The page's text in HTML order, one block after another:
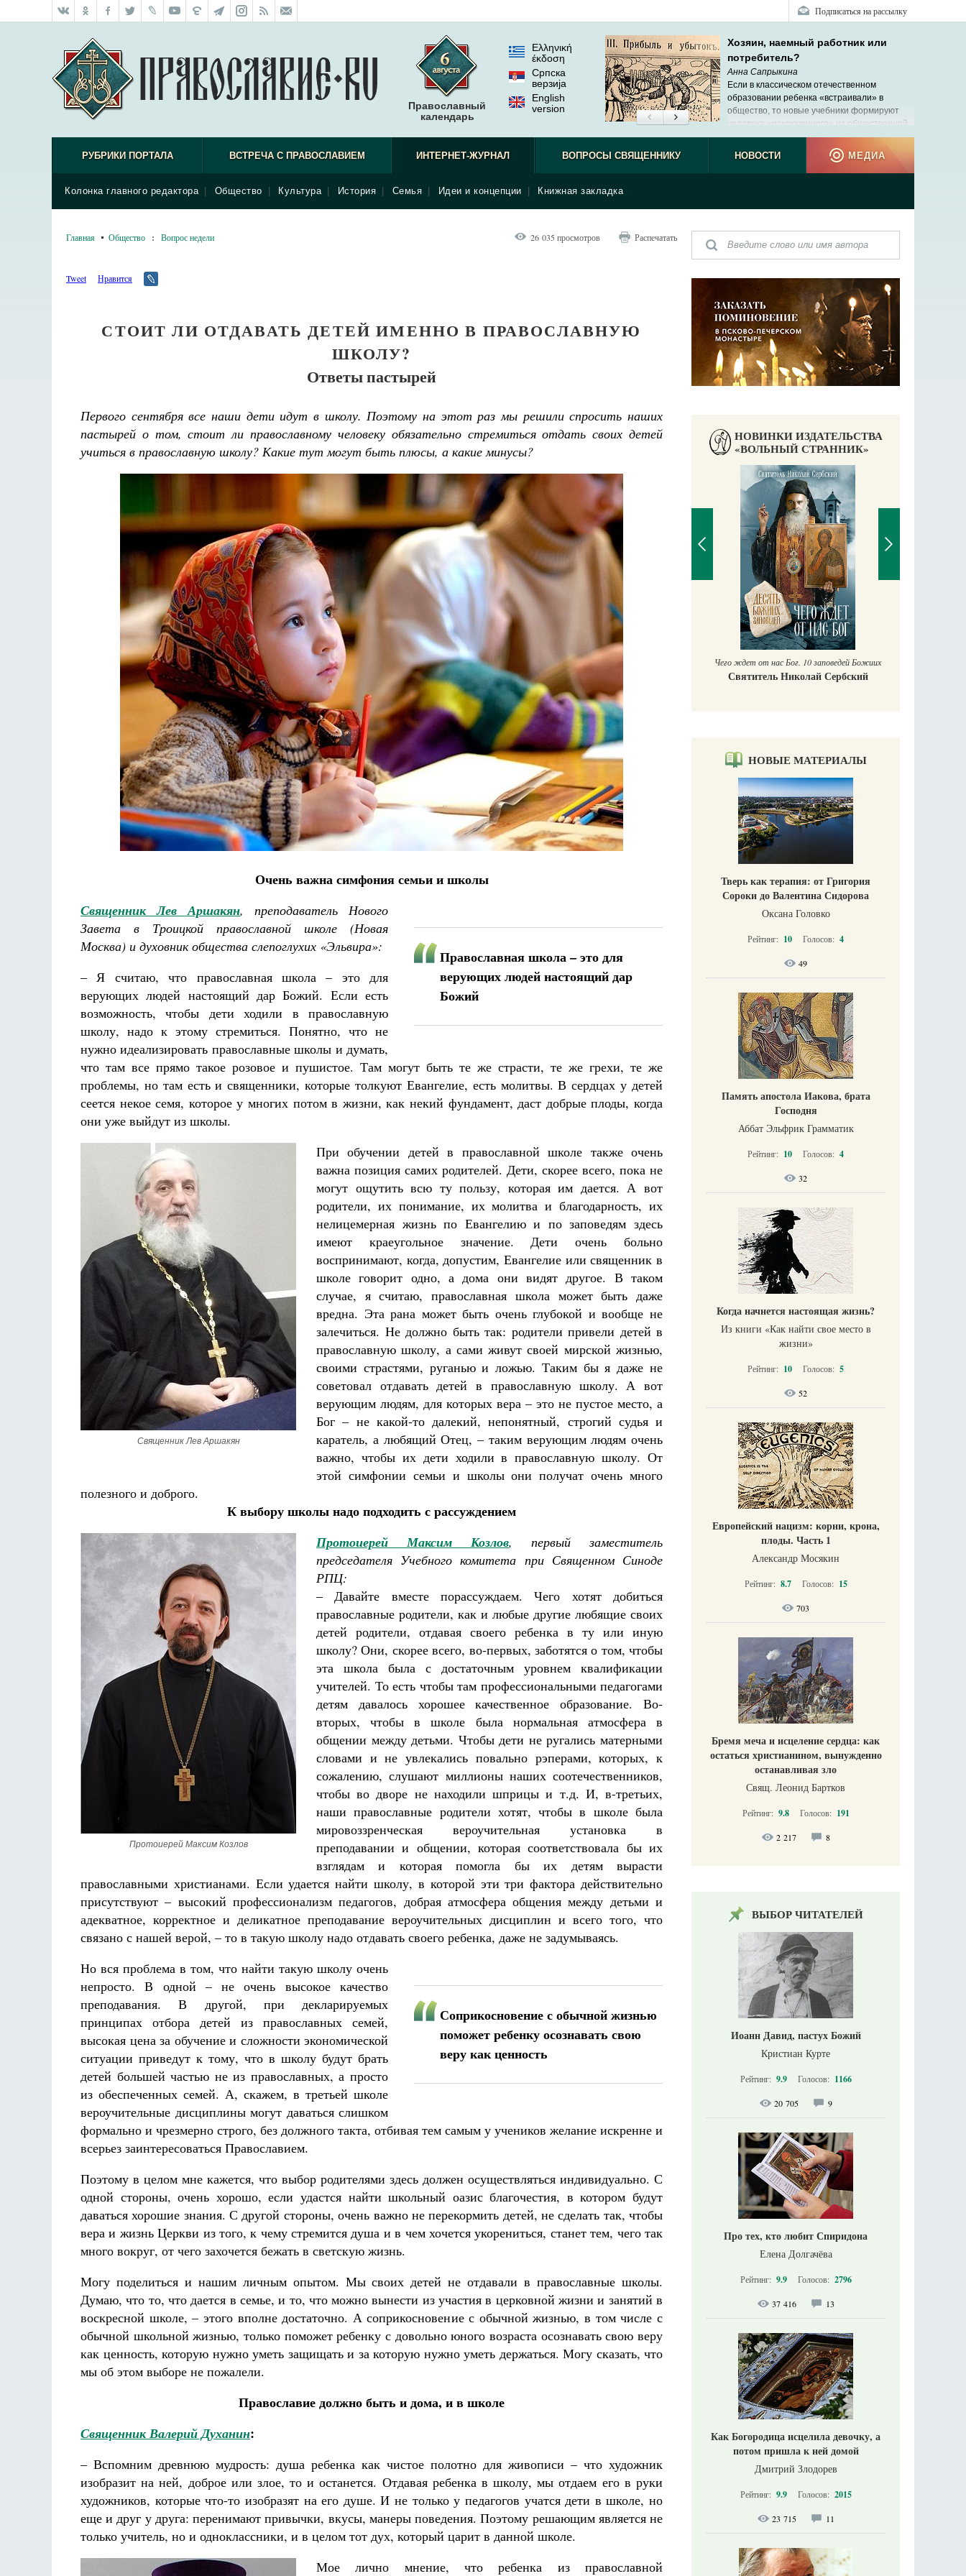
Подписаться на рассылку
Православный
календарь
Ελληνική
έκδοση
Српска
верзиjа
English
version
Хозяин, наемный работник или
потребитель?
Анна Сапрыкина
Если в классическом отечественном
образовании ребенка «встраивали» в
общество, то новые учебники формируют
человека «исключенного» из общественной,
реальной жизни.
РУБРИКИ ПОРТАЛА ВСТРЕЧА С ПРАВОСЛАВИЕМ ИНТЕРНЕТ-ЖУРНАЛ
Колонка главного редактора Общество Культура История Семья Идеи и концепции Книжная закладка
ВОПРОСЫ СВЯЩЕННИКУ НОВОСТИ МЕДИА
Главная Общество : Вопрос недели 26 035 просмотров Распечатать
Tweet Нравится
СТОИТ ЛИ ОТДАВАТЬ ДЕТЕЙ ИМЕННО В ПРАВОСЛАВНУЮ
ШКОЛУ?
Ответы пастырей
Первого сентября все наши дети идут в школу. Поэтому на этот раз мы решили спросить наших
пастырей о том, стоит ли православному человеку обязательно стремиться отдать своих детей
учиться в православную школу? Какие тут могут быть плюсы, а какие минусы?
Очень важна симфония семьи и школы
Православная школа – это для
верующих людей настоящий дар
Божий
Священник Лев Аршакян, преподаватель Нового
Завета в Троицкой православной школе (Новая
Москва) и духовник общества слепоглухих «Эльвира»:
– Я считаю, что православная школа – это для
верующих людей настоящий дар Божий. Если есть
возможность, чтобы дети ходили в православную
школу, надо к этому стремиться. Понятно, что не
нужно идеализировать православные школы и думать,
что там все прямо такое розовое и пушистое. Там могут быть те же страсти, те же грехи, те же
проблемы, но там есть и священники, которые толкуют Евангелие, есть молитвы. В сердцах у детей
сеется некое семя, которое у многих потом в жизни, как некий фундамент, даст добрые плоды, когда
они уже выйдут из школы.
Священник Лев Аршакян
При обучении детей в православной школе также очень
важна позиция самих родителей. Дети, скорее всего, пока не
могут ощутить всю ту пользу, которая им дается. А вот
родители, их понимание, их молитва и благодарность, их
нелицемерная жизнь по Евангелию и по заповедям здесь
имеют краеугольное значение. Дети очень больно
воспринимают, когда, допустим, Евангелие или священник в
школе говорит одно, а дома они видят другое. В таком
случае, я считаю, православная школа может быть даже
вредна. Эта рана может быть очень глубокой и вообще не
залечиться. Не должно быть так: родители привели детей в
православную школу, а сами живут своей мирской жизнью,
своими страстями, руганью и ложью. Таким бы я даже не
советовал отдавать детей в православную школу. А вот
верующим людям, для которых вера – это не пустое место, а
Бог – не какой-то далекий, непонятный, строгий судья и
каратель, а любящий Отец, – таким верующим людям очень
важно, чтобы их дети ходили в православную школу. От
этой симфонии семьи и школы они получат очень много
полезного и доброго.
К выбору школы надо подходить с рассуждением
​Протоиерей Максим Козлов
Протоиерей Максим Козлов, первый заместитель
председателя Учебного комитета при Священном Синоде
РПЦ:
– Давайте вместе порассуждаем. Чего хотят добиться
православные родители, как и любые другие любящие своих
детей родители, отдавая своего ребенка в ту или иную
школу? Они, скорее всего, во-первых, заботятся о том, чтобы
эта школа была с достаточным уровнем квалификации
учителей. То есть чтобы там профессиональными педагогами
детям давалось хорошее качественное образование. Во-
вторых, чтобы в школе была нормальная атмосфера в
общении между детьми. Чтобы дети не ругались матерными
словами и не увлекались повально рэперами, которых, к
сожалению, слушают миллионы наших соотечественников,
чтобы во дворе не находили шприцы и т.д. И, в-третьих,
наши православные родители хотят, чтобы в школе была
мировоззренческая вероучительная установка в
преподавании и общении, которая соответствовала бы их
взглядам и которая помогла бы их детям вырасти
православными христианами. Если удается найти школу, в которой эти три фактора действительно
присутствуют – высокий профессионализм педагогов, добрая атмосфера общения между детьми и
адекватное, корректное и деликатное преподавание вероучительных дисциплин и всего того, что
связано с нашей верой, – то в такую школу надо отдавать своего ребенка, даже не задумываясь.
Соприкосновение с обычной жизнью
поможет ребенку осознавать свою
веру как ценность
Но вся проблема в том, что найти такую школу очень
непросто. В одной – не очень высокое качество
преподавания. В другой, при декларируемых
принципах отбора детей из православных семей,
высокая цена за обучение и сложности экономической
ситуации приведут к тому, что в школу будут брать
детей большей частью не из православных, а просто
из обеспеченных семей. А, скажем, в третьей школе
вероучительные дисциплины могут даваться слишком
формально и чрезмерно строго, без должного такта, отбивая тем самым у учеников желание искренне и
всерьез заинтересоваться Православием.
Поэтому в целом мне кажется, что выбор родителями здесь должен осуществляться индивидуально. С
одной стороны, очень хорошо, если удастся найти школьный оазис благочестия, в котором будут
даваться хорошие знания. С другой стороны, очень важно не перекормить детей, не сделать так, чтобы
вера и жизнь Церкви из того, к чему стремится душа и в чем хочется укорениться, станет тем, чего так
много вокруг, от чего захочется бежать в светскую жизнь.
Могу поделиться и нашим личным опытом. Мы своих детей не отдавали в православные школы.
Думаю, что то, что дается в семье, и то, что можно вынести из участия в церковной жизни и занятий в
воскресной школе, – этого вполне достаточно. А соприкосновение с обычной жизнью, в том числе с
обычной школьной жизнью, только поможет ребенку с довольно юного возраста осознавать свою веру
как ценность, которую нужно уметь защищать и за которую нужно уметь держаться. Могу сказать, что
мы об этом выборе не пожалели.
Православие должно быть и дома, и в школе
Священник Валерий Духанин:
– Вспомним древнюю мудрость: душа ребенка как чистое полотно для живописи – что художник
изобразит на ней, доброе или злое, то и останется. Отдавая ребенка в школу, мы отдаем его в руки
художников, которые что-то изобразят на его душе. И не только у педагогов учатся дети в школе, но
еще и друг у друга: перенимают привычки, вкусы, манеры поведения. Поэтому решающим является не
только учитель, но и одноклассники, и в целом тот дух, который царит в данной школе.
Мое лично мнение, что ребенка из православной
НОВИНКИ ИЗДАТЕЛЬСТВА
«ВОЛЬНЫЙ СТРАННИК»
Разлуки не будет
Фредерика де Грааф Как найти своё место в жизни
Кирилл Мурышев
Великомученик Георгий Победоносец. Научись у
Роман Котов Чего ждет от нас Бог. 10 заповедей Божиих
Святитель Николай Сербский
НОВЫЕ МАТЕРИАЛЫ
Тверь как терапия: от Григория
Сороки до Валентина Сидорова
Оксана Головко
Рейтинг: 10 Голосов: 4
49
Память апостола Иакова, брата
Господня
Аббат Эльфрик Грамматик
Рейтинг: 10 Голосов: 4
32
Когда начнется настоящая жизнь?
Из книги «Как найти свое место в
жизни​»
Рейтинг: 10 Голосов: 5
52
Европейский нацизм: корни, крона,
плоды. Часть 1
Александр Мосякин
Рейтинг: 8.7 Голосов: 15
703
Бремя меча и исцеление сердца: как
остаться христианином, вынужденно
останавливая зло
Свящ. Леонид Бартков
Рейтинг: 9.8 Голосов: 191
2 217 8
ВЫБОР ЧИТАТЕЛЕЙ
Иоанн Давид, пастух Божий
Кристиан Курте
Рейтинг: 9.9 Голосов: 1166
20 705 9
Про тех, кто любит Спиридона
Елена Долгачёва
Рейтинг: 9.9 Голосов: 2796
37 416 13
Как Богородица исцелила девочку, а
потом пришла к ней домой
Дмитрий Злодорев
Рейтинг: 9.9 Голосов: 2015
23 715 11